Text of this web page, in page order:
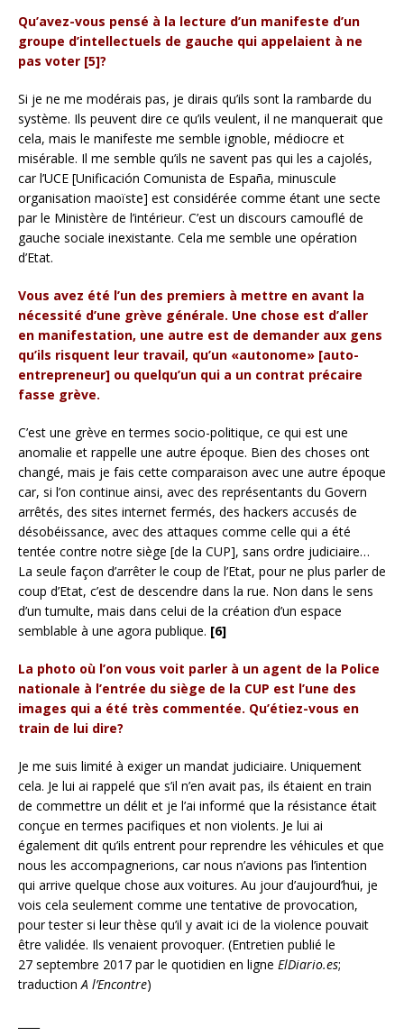
Qu’avez-vous pensé à la lecture d’un manifeste d’un
groupe d’intellectuels de gauche qui appelaient à ne
pas voter [5]?
Si je ne me modérais pas, je dirais qu’ils sont la rambarde du
système. Ils peuvent dire ce qu’ils veulent, il ne manquerait que
cela, mais le manifeste me semble ignoble, médiocre et
misérable. Il me semble qu’ils ne savent pas qui les a cajolés,
car l’UCE [Unificación Comunista de España, minuscule
organisation maoïste] est considérée comme étant une secte
par le Ministère de l’intérieur. C’est un discours camouflé de
gauche sociale inexistante. Cela me semble une opération
d’Etat.
Vous avez été l’un des premiers à mettre en avant la
nécessité d’une grève générale. Une chose est d’aller
en manifestation, une autre est de demander aux gens
qu’ils risquent leur travail, qu’un «autonome» [auto-
entrepreneur] ou quelqu’un qui a un contrat précaire
fasse grève.
C’est une grève en termes socio-politique, ce qui est une
anomalie et rappelle une autre époque. Bien des choses ont
changé, mais je fais cette comparaison avec une autre époque
car, si l’on continue ainsi, avec des représentants du Govern
arrêtés, des sites internet fermés, des hackers accusés de
désobéissance, avec des attaques comme celle qui a été
tentée contre notre siège [de la CUP], sans ordre judiciaire…
La seule façon d’arrêter le coup de l’Etat, pour ne plus parler de
coup d’Etat, c’est de descendre dans la rue. Non dans le sens
d’un tumulte, mais dans celui de la création d’un espace
semblable à une agora publique. [6]
La photo où l’on vous voit parler à un agent de la Police
nationale à l’entrée du siège de la CUP est l’une des
images qui a été très commentée. Qu’étiez-vous en
train de lui dire?
Je me suis limité à exiger un mandat judiciaire. Uniquement
cela. Je lui ai rappelé que s’il n’en avait pas, ils étaient en train
de commettre un délit et je l’ai informé que la résistance était
conçue en termes pacifiques et non violents. Je lui ai
également dit qu’ils entrent pour reprendre les véhicules et que
nous les accompagnerions, car nous n’avions pas l’intention
qui arrive quelque chose aux voitures. Au jour d’aujourd’hui, je
vois cela seulement comme une tentative de provocation,
pour tester si leur thèse qu’il y avait ici de la violence pouvait
être validée. Ils venaient provoquer. (Entretien publié le
27 septembre 2017 par le quotidien en ligne ElDiario.es;
traduction A l’Encontre)